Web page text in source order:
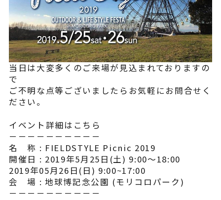
購入する
※類似品にご注意ください
ニュース
よくある質問
当日は大変多くのご来場が見込まれておりますの
で
ご不明な点等ございましたらお気軽にお問合せく
ださい。
イベント詳細はこちら
－－－－－－－－－－
名 称 : FIELDSTYLE Picnic 2019
開催日 : 2019年5月25日(土) 9:00〜18:00
2019年05月26日(日) 9:00~17:00
会 場 : 地球博記念公園 (モリコロパーク)
－－－－－－－－－－